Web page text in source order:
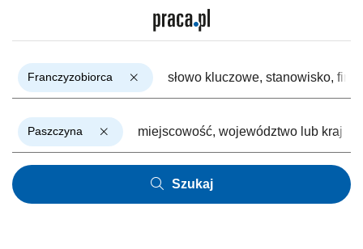
Franczyzobiorca
Paszczyna
Szukaj